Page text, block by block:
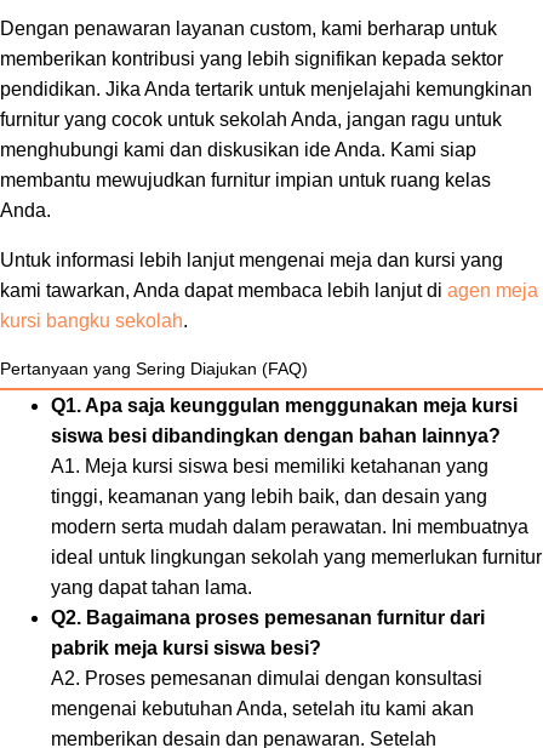
Dengan penawaran layanan custom, kami berharap untuk
memberikan kontribusi yang lebih signifikan kepada sektor
pendidikan. Jika Anda tertarik untuk menjelajahi kemungkinan
furnitur yang cocok untuk sekolah Anda, jangan ragu untuk
menghubungi kami dan diskusikan ide Anda. Kami siap
membantu mewujudkan furnitur impian untuk ruang kelas
Anda.
Untuk informasi lebih lanjut mengenai meja dan kursi yang
kami tawarkan, Anda dapat membaca lebih lanjut di agen meja
kursi bangku sekolah.
Pertanyaan yang Sering Diajukan (FAQ)
Q1. Apa saja keunggulan menggunakan meja kursi
siswa besi dibandingkan dengan bahan lainnya?
A1. Meja kursi siswa besi memiliki ketahanan yang
tinggi, keamanan yang lebih baik, dan desain yang
modern serta mudah dalam perawatan. Ini membuatnya
ideal untuk lingkungan sekolah yang memerlukan furnitur
yang dapat tahan lama.
Q2. Bagaimana proses pemesanan furnitur dari
pabrik meja kursi siswa besi?
A2. Proses pemesanan dimulai dengan konsultasi
mengenai kebutuhan Anda, setelah itu kami akan
memberikan desain dan penawaran. Setelah